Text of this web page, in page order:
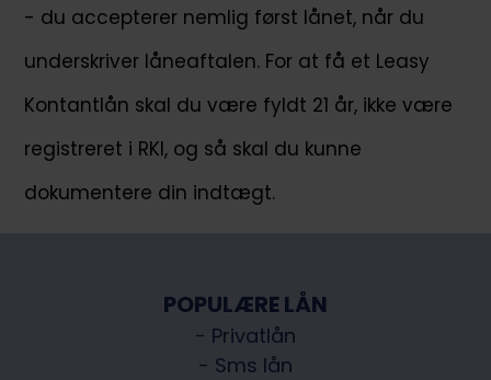
- du accepterer nemlig først lånet, når du
underskriver låneaftalen. For at få et Leasy
Kontantlån skal du være fyldt 21 år, ikke være
registreret i RKI, og så skal du kunne
dokumentere din indtægt.
POPULÆRE LÅN
- Privatlån
- Sms lån